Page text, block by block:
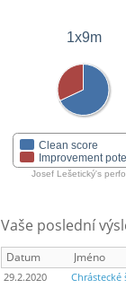
1x9m
Clean score
Improvement
Josef Lešetický's
Vaše poslední
Datum Jméno
29.2.2020 Chrástecké